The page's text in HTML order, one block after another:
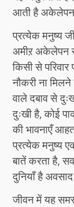
आती है अकेलेपन
प्रत्येक मनुष्य
अमीऱ अकेलेपन
किसी से परिवार
नौकरी ना
वाले दबाव से
दुःखी है, कोई
की भावनाएँ
प्रत्येक मनुष्य
बातें करता है,
दुनियाँ है
जीवन में यह